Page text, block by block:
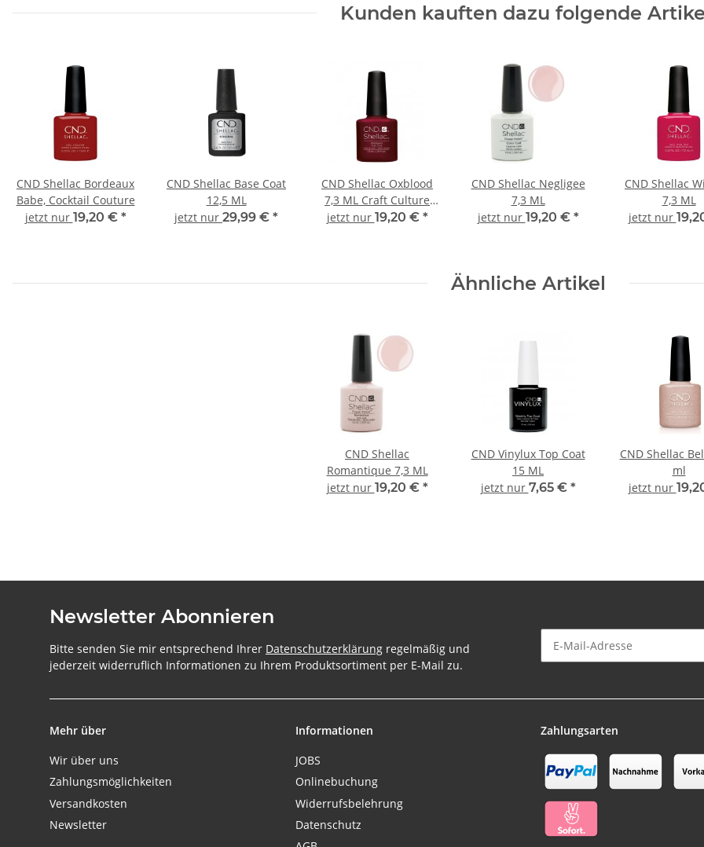
Kunden kauften dazu folgende
CND Shellac Bordeaux
Babe, Cocktail Couture
jetzt nur 19,20 € *
CND Shellac Base Coat
12,5 ML
jetzt nur 29,99 € *
CND Shellac Oxblood
7,3 ML Craft Culture
Collection
jetzt nur 19,20 € *
CND Shellac Negligee
7,3 ML
jetzt nur 19,20 € *
CND Shellac
7,3 ML
jetzt nur
Ähnliche Artikel
CND Shellac
Romantique 7,3 ML
jetzt nur 19,20 € *
CND Vinylux Top Coat
15 ML
jetzt nur 7,65 € *
CND Shellac
ml
jetzt nur
Newsletter Abonnieren
Bitte senden Sie mir entsprechend Ihrer Datenschutzerklärung regelmäßig und
jederzeit widerruflich Informationen zu Ihrem Produktsortiment per E-Mail zu.
Mehr über
Wir über uns
Zahlungsmöglichkeiten
Versandkosten
Newsletter
Informationen
JOBS
Onlinebuchung
Widerrufsbelehrung
Datenschutz
Zahlungsarten